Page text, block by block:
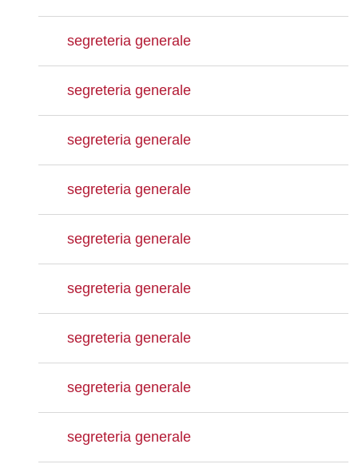
segreteria generale
segreteria generale
segreteria generale
segreteria generale
segreteria generale
segreteria generale
segreteria generale
segreteria generale
segreteria generale